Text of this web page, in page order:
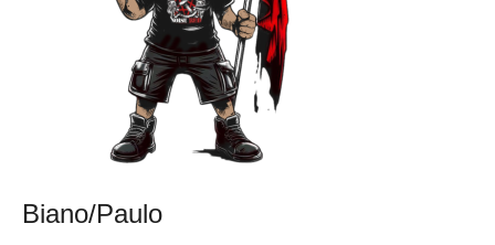
Biano/Paulo